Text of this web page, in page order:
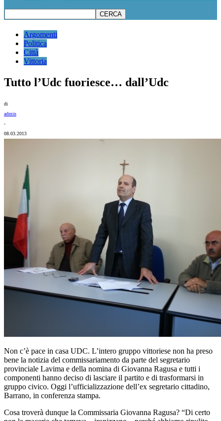
Argomenti
Politica
Città
Vittoria
Tutto l’Udc fuoriesce… dall’Udc
di
admin
-
08.03.2013
Non c’è pace in casa UDC. L’intero gruppo vittoriese non ha preso
bene la notizia del commissariamento da parte del segretario
provinciale Lavima e della nomina di Giovanna Ragusa e tutti i
componenti hanno deciso di lasciare il partito e di trasformarsi in
gruppo civico. Oggi l’ufficializzazione dell’ex segretario cittadino,
Barrano, in conferenza stampa.
Cosa troverà dunque la Commissaria Giovanna Ragusa? “Di certo